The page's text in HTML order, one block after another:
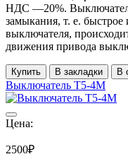
НДС ―20%.
замыкания, т. е.
выключателя,
движения привода
Купить В закладки В
Выключатель Т5-4М
Цена:
2500₽